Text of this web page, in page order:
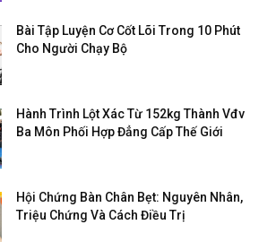
Bài Tập Luyện Cơ Cốt Lõi Trong 10 Phút
Cho Người Chạy Bộ
Hành Trình Lột Xác Từ 152kg Thành Vđv
Ba Môn Phối Hợp Đẳng Cấp Thế Giới
Hội Chứng Bàn Chân Bẹt: Nguyên Nhân,
Triệu Chứng Và Cách Điều Trị